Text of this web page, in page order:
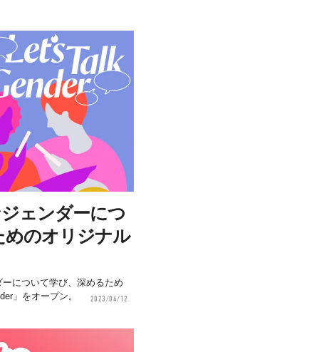
ェンダーにつ
めのオリジナル
について学び、深めるため
」をオープン。
2023/04/12